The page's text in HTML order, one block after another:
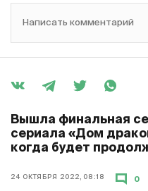
Написать комментарий
Вышла финальная
сериала «Дом
когда будет
24 ОКТЯБРЯ 2022, 08:18 0